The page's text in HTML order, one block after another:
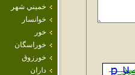
خميني شهر
خوانسار
خور
خوراسگان
خورزوق
داران